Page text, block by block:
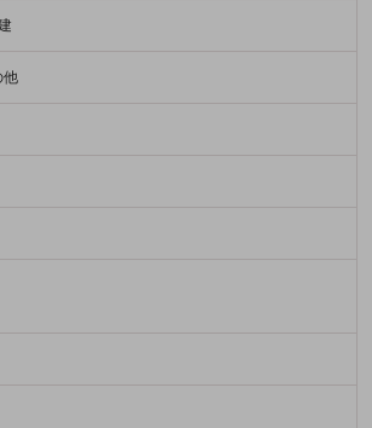
他